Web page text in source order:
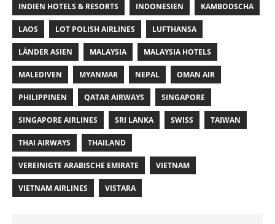
INDIEN HOTELS & RESORTS INDONESIEN KAMBODSCHA
LAOS LOT POLISH AIRLINES LUFTHANSA
LÄNDER ASIEN MALAYSIA MALAYSIA HOTELS
MALEDIVEN MYANMAR NEPAL OMAN AIR
PHILIPPINEN QATAR AIRWAYS SINGAPORE
SINGAPORE AIRLINES SRI LANKA SWISS TAIWAN
THAI AIRWAYS THAILAND
VEREINIGTE ARABISCHE EMIRATE VIETNAM
VIETNAM AIRLINES VISTARA